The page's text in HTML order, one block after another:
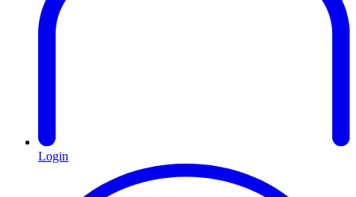
Login